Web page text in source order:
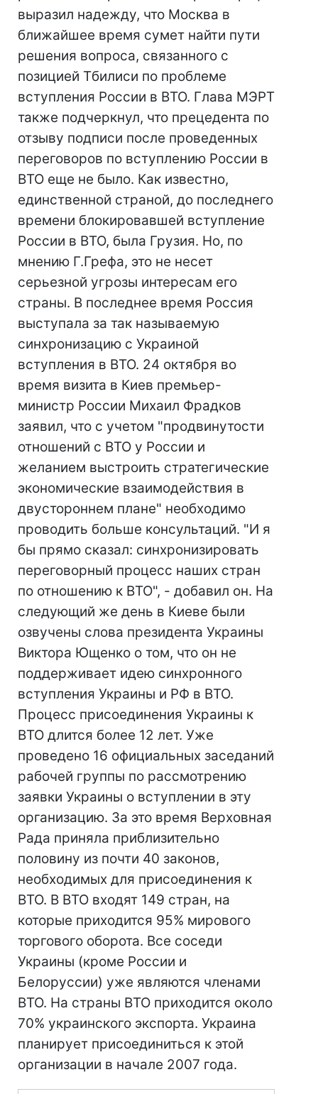
выразил надежду, что Москва в
ближайшее время сумет найти пути
решения вопроса, связанного с
позицией Тбилиси по проблеме
вступления России в ВТО. Глава МЭРТ
также подчеркнул, что прецедента по
отзыву подписи после проведенных
переговоров по вступлению России в
ВТО еще не было. Как известно,
единственной страной, до последнего
времени блокировавшей вступление
России в ВТО, была Грузия. Но, по
мнению Г.Грефа, это не несет
серьезной угрозы интересам его
страны. В последнее время Россия
выступала за так называемую
синхронизацию с Украиной
вступления в ВТО. 24 октября во
время визита в Киев премьер-
министр России Михаил Фрадков
заявил, что с учетом "продвинутости
отношений с ВТО у России и
желанием выстроить стратегические
экономические взаимодействия в
двустороннем плане" необходимо
проводить больше консультаций. "И я
бы прямо сказал: синхронизировать
переговорный процесс наших стран
по отношению к ВТО", - добавил он. На
следующий же день в Киеве были
озвучены слова президента Украины
Виктора Ющенко о том, что он не
поддерживает идею синхронного
вступления Украины и РФ в ВТО.
Процесс присоединения Украины к
ВТО длится более 12 лет. Уже
проведено 16 официальных заседаний
рабочей группы по рассмотрению
заявки Украины о вступлении в эту
организацию. За это время Верховная
Рада приняла приблизительно
половину из почти 40 законов,
необходимых для присоединения к
ВТО. В ВТО входят 149 стран, на
которые приходится 95% мирового
торгового оборота. Все соседи
Украины (кроме России и
Белоруссии) уже являются членами
ВТО. На страны ВТО приходится около
70% украинского экспорта. Украина
планирует присоединиться к этой
организации в начале 2007 года.